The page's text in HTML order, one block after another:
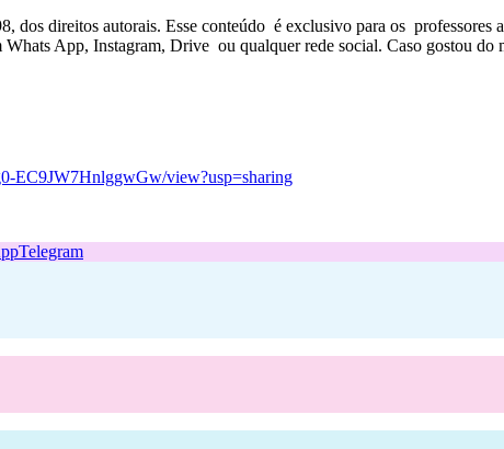
dos direitos autorais. Esse conteúdo é exclusivo para os
App, Instagram, Drive ou qualquer rede social. Caso gostou
EC9JW7HnlggwGw/view?usp=sharing
Telegram